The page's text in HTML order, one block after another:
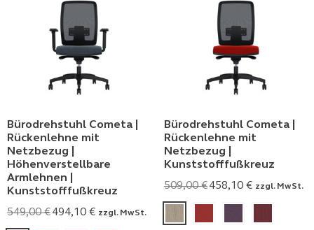
Bürodrehstuhl Cometa |
Rückenlehne mit
Netzbezug |
Höhenverstellbare
Armlehnen |
Kunststofffußkreuz
549,00€494,10 € zzgl. MwSt.
Bürodrehstuhl Cometa |
Rückenlehne mit
Netzbezug |
Kunststofffußkreuz
509,00€458,10 € zzgl. MwSt.